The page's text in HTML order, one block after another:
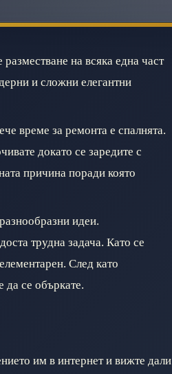
на всяка една част
и сложни елегантни
време за ремонта е спалнята.
докато се заредите с
причина поради която
идеи.
трудна задача. Като се
След като
да се объркате.
им в интернет и вижте дали